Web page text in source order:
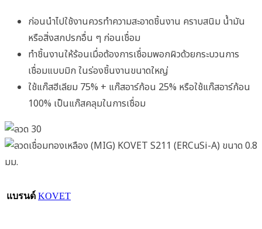
ก่อนนำไปใช้งานควรทำความสะอาดชิ้นงาน คราบสนิม น้ำมัน
หรือสิ่งสกปรกอื่น ๆ ก่อนเชื่อม
ทำชิ้นงานให้ร้อนเมื่อต้องการเชื่อมพอกผิวด้วยกระบวนการ
เชื่อมแบบมิก ในร่องชิ้นงานขนาดใหญ่
ใช้แก๊สฮีเลียม 75% + แก๊สอาร์ก้อน 25% หรือใช้แก๊สอาร์ก้อน
100% เป็นแก๊สคลุมในการเชื่อม
แบรนด์ KOVET